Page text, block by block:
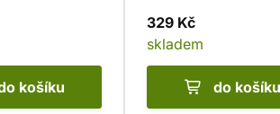
košíku
329 Kč
skladem
do košíku